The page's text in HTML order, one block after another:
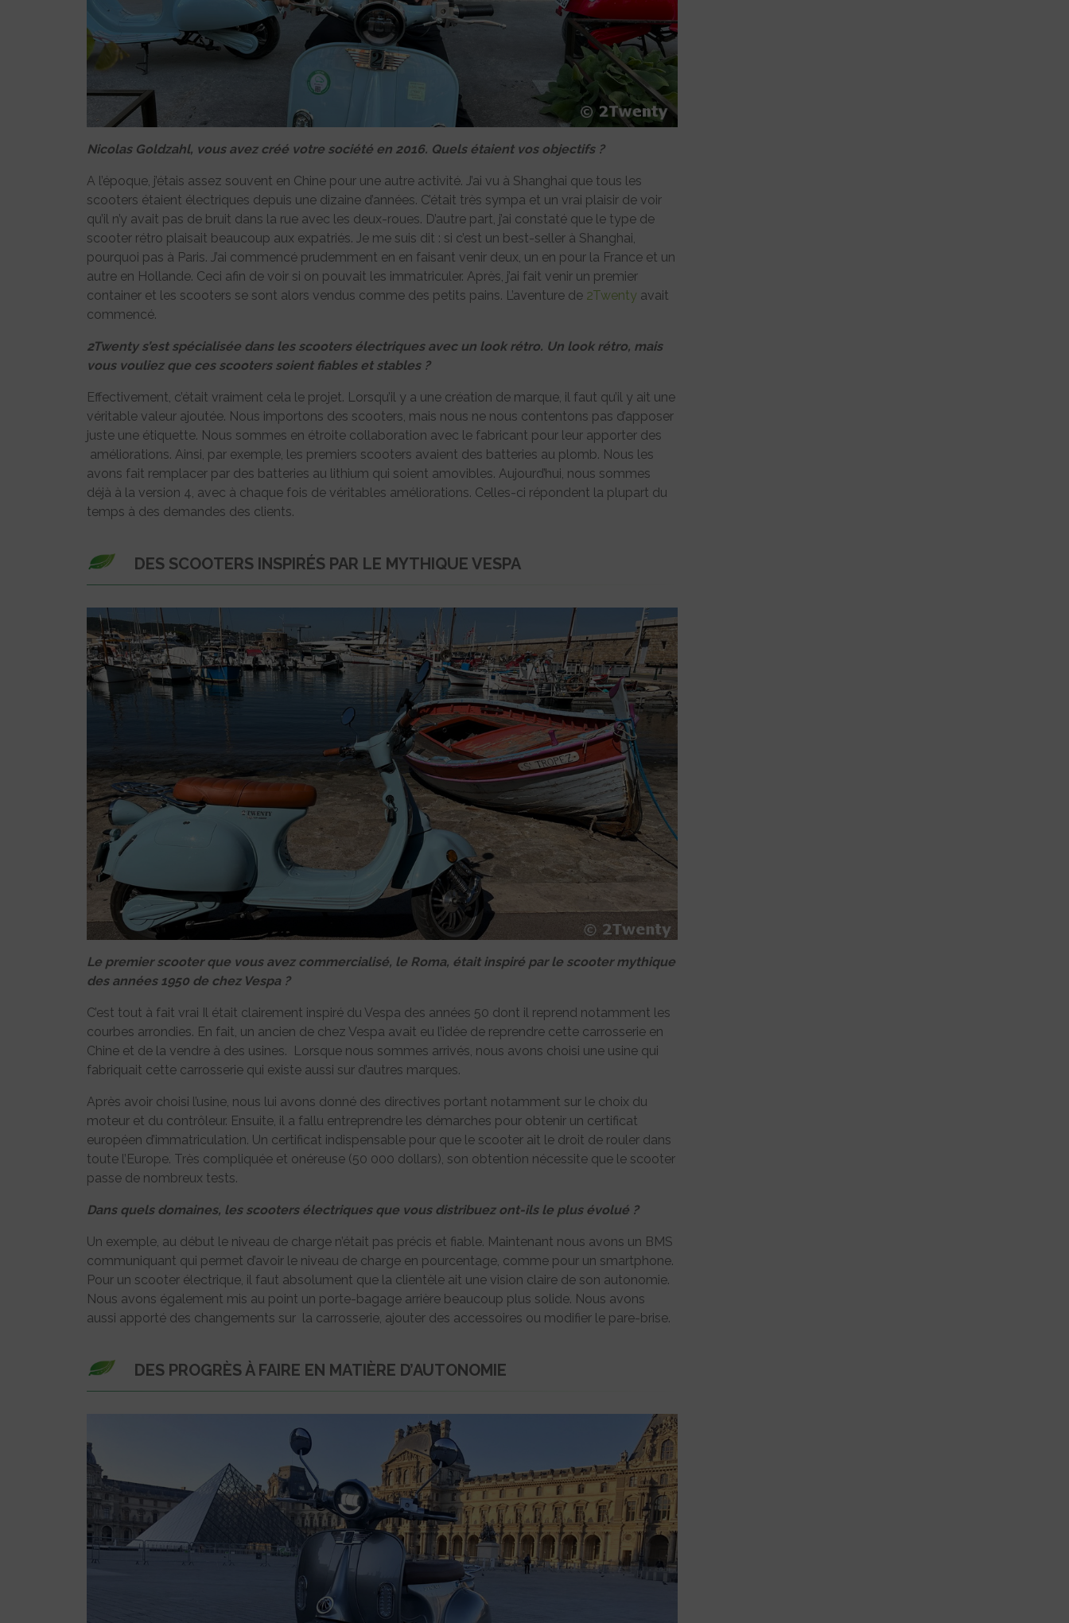
Nicolas Goldzahl, vous avez créé votre société en 2016. Quels étaient vos objectifs ?
A l’époque, j’étais assez souvent en Chine pour une autre activité. J’ai vu à Shanghai que tous les
scooters étaient électriques depuis une dizaine d’années. C’était très sympa et un vrai plaisir de voir
qu’il n’y avait pas de bruit dans la rue avec les deux-roues. D’autre part, j’ai constaté que le type de
scooter rétro plaisait beaucoup aux expatriés. Je me suis dit : si c’est un best-seller à Shanghai,
pourquoi pas à Paris. J’ai commencé prudemment en en faisant venir deux, un en pour la France et un
autre en Hollande. Ceci afin de voir si on pouvait les immatriculer. Après, j’ai fait venir un premier
container et les scooters se sont alors vendus comme des petits pains. L’aventure de 2Twenty avait
commencé.
2Twenty s’est spécialisée dans les scooters électriques avec un look rétro. Un look rétro, mais
vous vouliez que ces scooters soient fiables et stables ?
Effectivement, c’était vraiment cela le projet. Lorsqu’il y a une création de marque, il faut qu’il y ait une
véritable valeur ajoutée. Nous importons des scooters, mais nous ne nous contentons pas d’apposer
juste une étiquette. Nous sommes en étroite collaboration avec le fabricant pour leur apporter des
améliorations. Ainsi, par exemple, les premiers scooters avaient des batteries au plomb. Nous les
avons fait remplacer par des batteries au lithium qui soient amovibles. Aujourd’hui, nous sommes
déjà à la version 4, avec à chaque fois de véritables améliorations. Celles-ci répondent la plupart du
temps à des demandes des clients.
DES SCOOTERS INSPIRÉS PAR LE MYTHIQUE VESPA
Le premier scooter que vous avez commercialisé, le Roma, était inspiré par le scooter mythique
des années 1950 de chez Vespa ?
C’est tout à fait vrai Il était clairement inspiré du Vespa des années 50 dont il reprend notamment les
courbes arrondies. En fait, un ancien de chez Vespa avait eu l’idée de reprendre cette carrosserie en
Chine et de la vendre à des usines. Lorsque nous sommes arrivés, nous avons choisi une usine qui
fabriquait cette carrosserie qui existe aussi sur d’autres marques.
Après avoir choisi l’usine, nous lui avons donné des directives portant notamment sur le choix du
moteur et du contrôleur. Ensuite, il a fallu entreprendre les démarches pour obtenir un certificat
européen d’immatriculation. Un certificat indispensable pour que le scooter ait le droit de rouler dans
toute l’Europe. Très compliquée et onéreuse (50 000 dollars), son obtention nécessite que le scooter
passe de nombreux tests.
Dans quels domaines, les scooters électriques que vous distribuez ont-ils le plus évolué ?
Un exemple, au début le niveau de charge n’était pas précis et fiable. Maintenant nous avons un BMS
communiquant qui permet d’avoir le niveau de charge en pourcentage, comme pour un smartphone.
Pour un scooter électrique, il faut absolument que la clientèle ait une vision claire de son autonomie.
Nous avons également mis au point un porte-bagage arrière beaucoup plus solide. Nous avons
aussi apporté des changements sur la carrosserie, ajouter des accessoires ou modifier le pare-brise.
DES PROGRÈS À FAIRE EN MATIÈRE D’AUTONOMIE